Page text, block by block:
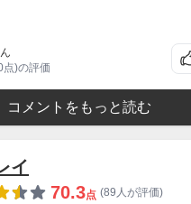
点)の評価
コメントをもっと読む
イ
70.3点 (89人が評価)